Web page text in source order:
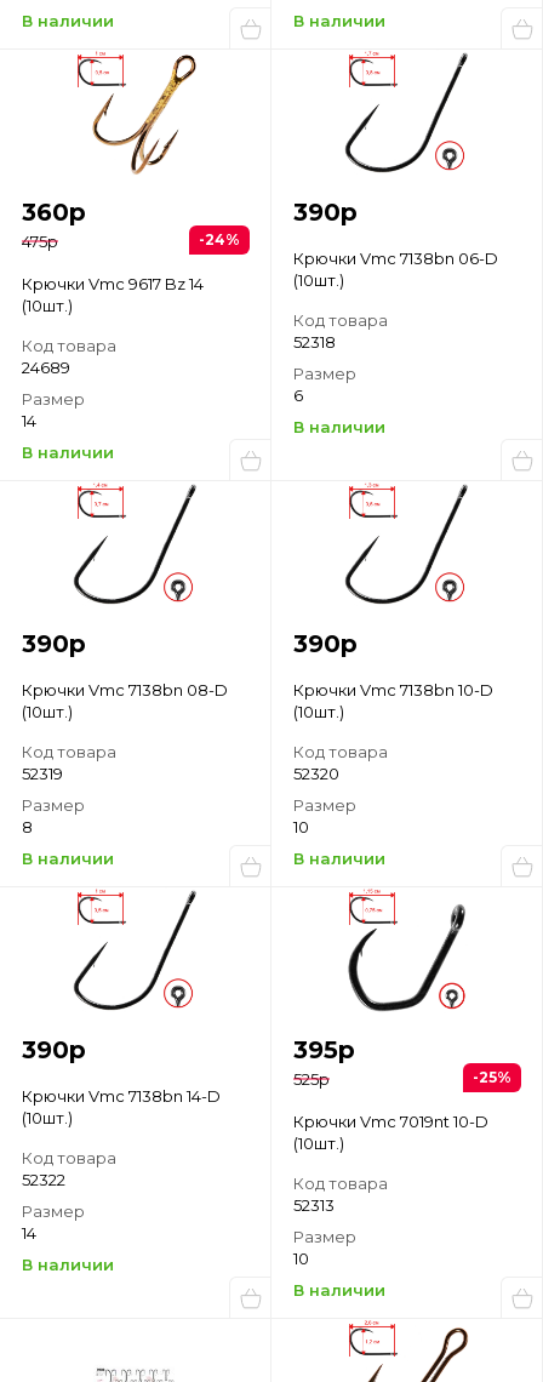
В наличии
В наличии
-24%
360р
475р
Крючки Vmc 9617 Bz 14
(10шт.)
Код товара
24689
Размер
14
В наличии
390р
Крючки Vmc 7138bn 06-D
(10шт.)
Код товара
52318
Размер
6
В наличии
390р
Крючки Vmc 7138bn 08-D
(10шт.)
Код товара
52319
Размер
8
В наличии
390р
Крючки Vmc 7138bn 10-D
(10шт.)
Код товара
52320
Размер
10
В наличии
390р
Крючки Vmc 7138bn 14-D
(10шт.)
Код товара
52322
Размер
14
В наличии
-25%
395р
525р
Крючки Vmc 7019nt 10-D
(10шт.)
Код товара
52313
Размер
10
В наличии